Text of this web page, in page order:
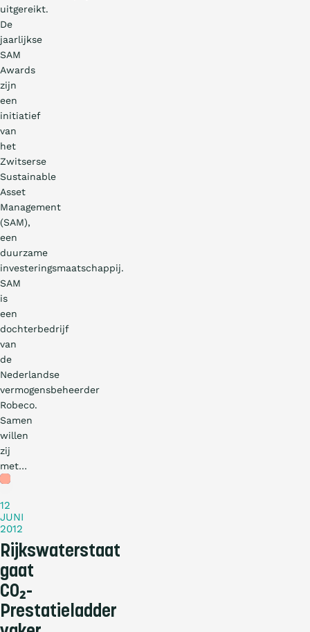
uitgereikt.
De
jaarlijkse
SAM
Awards
zijn
een
initiatief
van
het
Zwitserse
Sustainable
Asset
Management
(SAM),
een
duurzame
investeringsmaatschappij.
SAM
is
een
dochterbedrijf
van
de
Nederlandse
vermogensbeheerder
Robeco.
Samen
willen
zij
met…Nieuws
12
JUNI
2012
Rijkswaterstaat
gaat
CO₂-
Prestatieladder